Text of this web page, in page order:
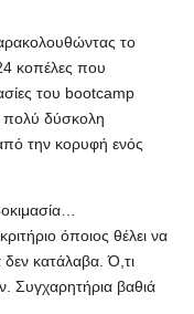
το
κοπέλες που
του bootcamp
πολύ δύσκολη
την κορυφή ενός
όποιος θέλει να
κατάλαβα. Ό,τι
Συγχαρητήρια βαθιά